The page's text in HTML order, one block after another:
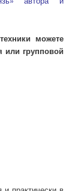
можете
или групповой